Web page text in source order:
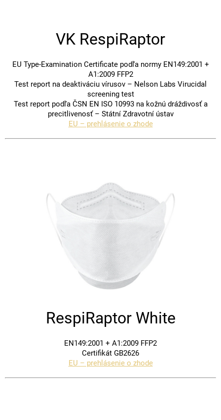
VK RespiRaptor
EU Type-Examination Certificate podľa normy EN149:2001 +
A1:2009 FFP2
Test report na deaktiváciu vírusov – Nelson Labs Virucidal
screening test
Test report podľa ČSN EN ISO 10993 na kožnú dráždivosť a
precitlivenosť – Státní Zdravotní ústav
EU – prehlásenie o zhode
RespiRaptor White
EN149:2001 + A1:2009 FFP2
Certifikát GB2626
EU – prehlásenie o zhode